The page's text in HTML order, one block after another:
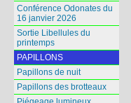
Conférence Odonates du
16 janvier 2026
Sortie Libellules du
printemps
PAPILLONS
Papillons de nuit
Papillons des brotteaux